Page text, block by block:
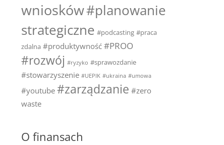
wniosków#planowanie
strategiczne #podcasting #praca
zdalna #produktywność #PROO
#rozwój #ryzyko #sprawozdanie
#stowarzyszenie #UEPIK #ukraina #umowa
#youtube #zarządzanie #zero
waste
O finansach